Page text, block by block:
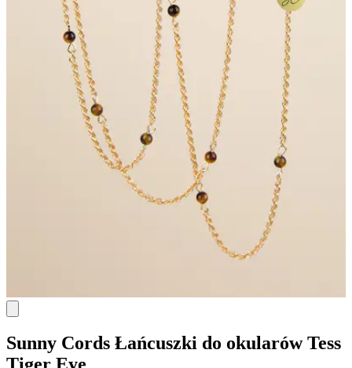
Sunny Cords Łańcuszki do okularów Tess